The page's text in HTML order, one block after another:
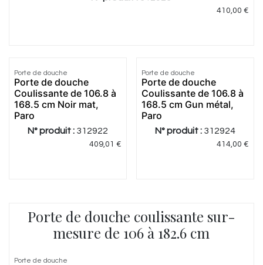
410,00 €
Porte de douche
Porte de douche
Coulissante de 106.8 à
168.5 cm Noir mat,
Paro
N° produit : 312922
409,01 €
Porte de douche
Porte de douche
Coulissante de 106.8 à
168.5 cm Gun métal,
Paro
N° produit : 312924
414,00 €
Porte de douche coulissante sur-
mesure de 106 à 182.6 cm
Porte de douche